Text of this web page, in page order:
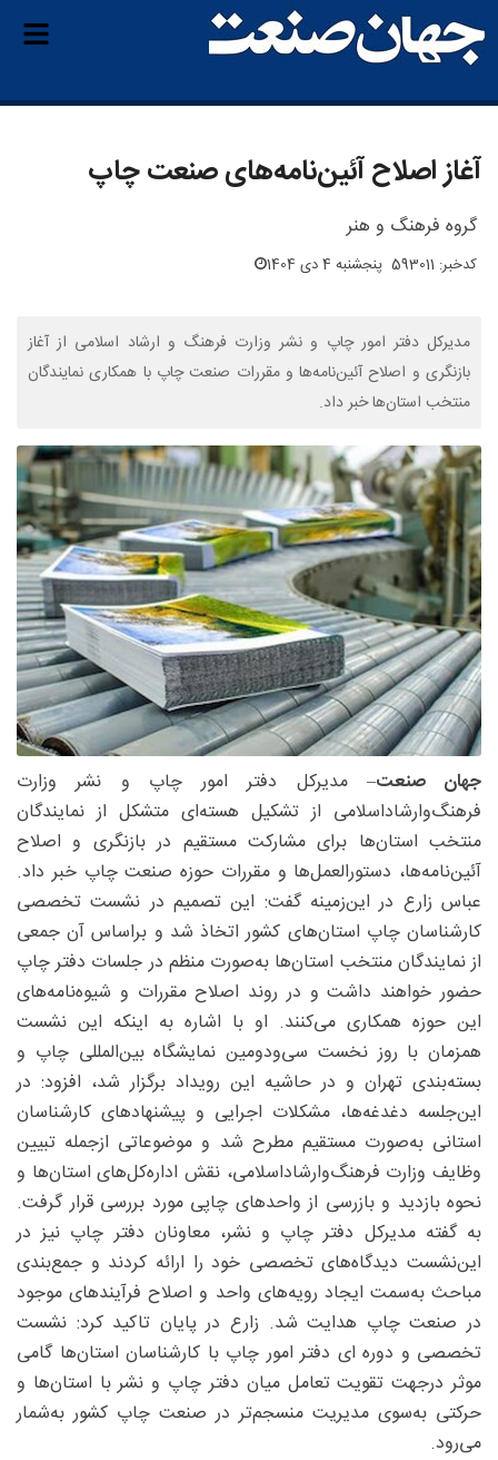
آغاز اصلاح آئین‌نامه‌های صنعت چاپ
گروه فرهنگ و هنر
کدخبر: 593011 پنجشنبه 4 دی 1404
مدیرکل دفتر امور چاپ و نشر وزارت فرهنگ و ارشاد اسلامی از آغاز
بازنگری و اصلاح آئین‌نامه‌ها و مقررات صنعت چاپ با همکاری نمایندگان
منتخب استان‌ها خبر داد.
جهان صنعت– مدیرکل دفتر امور چاپ و نشر وزارت
فرهنگ‌وارشاد‌اسلامی از تشکیل هسته‌ای متشکل از نمایندگان
منتخب استان‌ها برای مشارکت مستقیم در بازنگری و اصلاح
آئین‌نامه‌ها، دستورالعمل‌ها و مقررات حوزه صنعت چاپ خبر داد.
عباس زارع در این‌زمینه گفت: این تصمیم در نشست تخصصی
کارشناسان چاپ استان‌های کشور اتخاذ شد و براساس آن جمعی
از نمایندگان منتخب استان‌ها به‌صورت منظم در جلسات دفتر چاپ
حضور خواهند داشت و در روند اصلاح مقررات و شیوه‌نامه‌های
این حوزه همکاری می‌کنند. او با اشاره به اینکه این نشست
همزمان با روز نخست سی‌ودومین نمایشگاه بین‌المللی چاپ و
بسته‌بندی تهران و در حاشیه این رویداد برگزار شد، افزود: در
این‌جلسه دغدغه‌ها، مشکلات اجرایی و پیشنهادهای کارشناسان
استانی به‌صورت مستقیم مطرح شد و موضوعاتی ازجمله تبیین
وظایف وزارت فرهنگ‌وارشاداسلامی، نقش اداره‌کل‌های استان‌ها و
نحوه بازدید و بازرسی از واحدهای چاپی مورد بررسی قرار گرفت.
به گفته مدیرکل دفتر چاپ و نشر، معاونان دفتر چاپ نیز در
این‌نشست دیدگاه‌های تخصصی خود را ارائه کردند و جمع‌بندی
مباحث به‌سمت ایجاد رویه‌های واحد و اصلاح فرآیندهای موجود
در صنعت چاپ هدایت شد. زارع در پایان تاکید کرد: نشست
تخصصی و دوره ای دفتر امور چاپ با کارشناسان استان‌ها گامی
موثر درجهت تقویت تعامل میان دفتر چاپ و نشر با استان‌ها و
حرکتی به‌سوی مدیریت منسجم‌تر در صنعت چاپ کشور به‌شمار
می‌رود.